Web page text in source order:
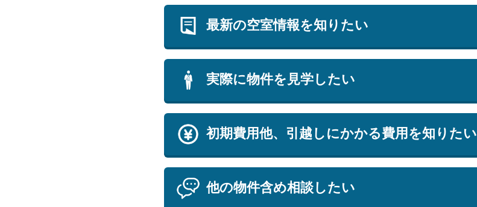
最新の空室情報を知りたい
実際に物件を見学したい
初期費用他、引越しにかかる費用を知りたい
他の物件含め相談したい